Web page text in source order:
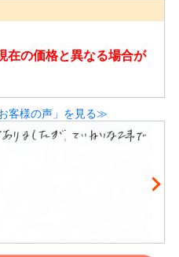
在の価格と異なる場合が
客様の声」を見る≫